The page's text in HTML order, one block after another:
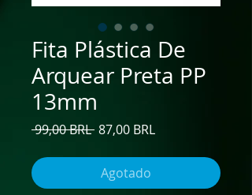
Fita Plástica De
Arquear Preta PP
13mm
99,00 BRL Precio
87,00 BRLPrecio
Agotado